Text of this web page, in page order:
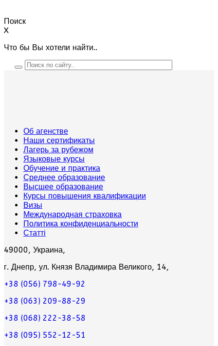
Поиск
X
Что бы Вы хотели найти..
Об агенстве
Наши сертификаты
Лагерь за рубежом
Языковые курсы
Обучение и практика
Среднее образование
Высшее образование
Курсы повышения квалификации
Визы
Международная страховка
Политика конфиденциальности
Статті
49000, Украина,
г. Днепр, ул. Князя Владимира Великого, 14,
+38 (056) 798-49-92
+38 (063) 209-88-29
+38 (068) 222-38-58
+38 (095) 552-12-51